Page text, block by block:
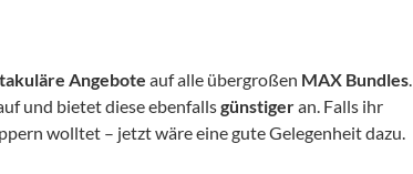
Angebote auf alle übergroßen MAX Bundles.
und bietet diese ebenfallsgünstigeran. Falls ihr
wolltet – jetzt wäre eine gute Gelegenheit dazu.